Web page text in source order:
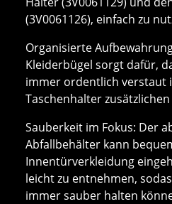
(3V0061126), einfach zu
Organisierte
Kleiderbügel sorgt dafür,
immer ordentlich verstaut
Taschenhalter
Sauberkeit im Fokus: Der
Abfallbehälter kann
Innentürverkleidung
leicht zu entnehmen,
immer sauber halten